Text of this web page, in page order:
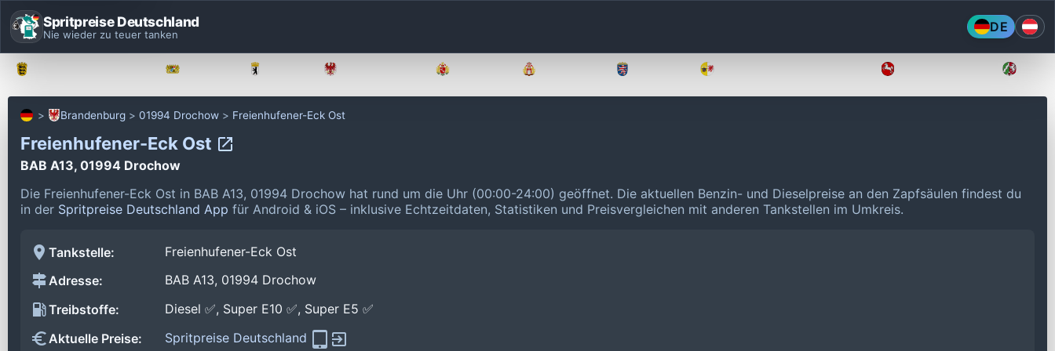
Spritpreise Deutschland
Nie wieder zu teuer tanken DE
Brandenburg 01994 Drochow Freienhufener-Eck Ost
Freienhufener-Eck Ost
BAB A13, 01994 Drochow
Die Freienhufener-Eck Ost in BAB A13, 01994 Drochow hat rund um die Uhr (00:00-24:00) geöffnet. Die aktuellen Benzin- und Dieselpreise an den Zapfsäulen findest du
in der Spritpreise Deutschland App für Android & iOS – inklusive Echtzeitdaten, Statistiken und Preisvergleichen mit anderen Tankstellen im Umkreis.
Tankstelle:
Freienhufener-Eck Ost
Adresse:
BAB A13, 01994 Drochow
Treibstoffe:
Diesel ✅, Super E10 ✅, Super E5 ✅
Aktuelle Preise:
Spritpreise Deutschland